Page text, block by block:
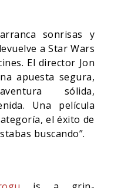
sonrisas y
a Star Wars
El director Jon
apuesta segura,
sólida,
Una película
el éxito de
buscando”.